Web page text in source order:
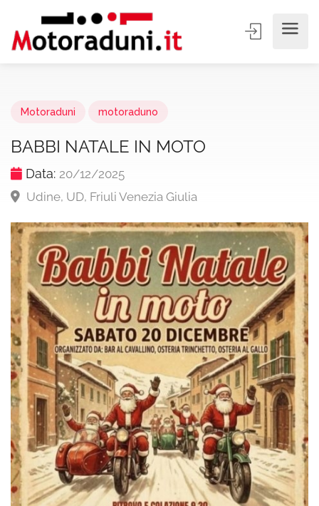
Motoraduni motoraduno
BABBI NATALE IN MOTO
Data: 20/12/2025
Udine, UD, Friuli Venezia Giulia